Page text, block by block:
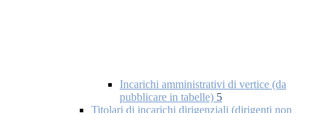
Incarichi amministrativi di vertice (da
pubblicare in tabelle) 5
Titolari di incarichi dirigenziali (dirigenti non